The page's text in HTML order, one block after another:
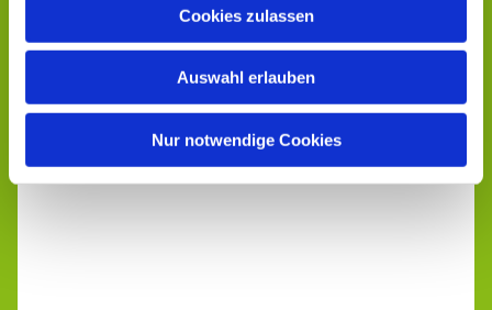
Cookies zulassen
Auswahl erlauben
Nur notwendige Cookies